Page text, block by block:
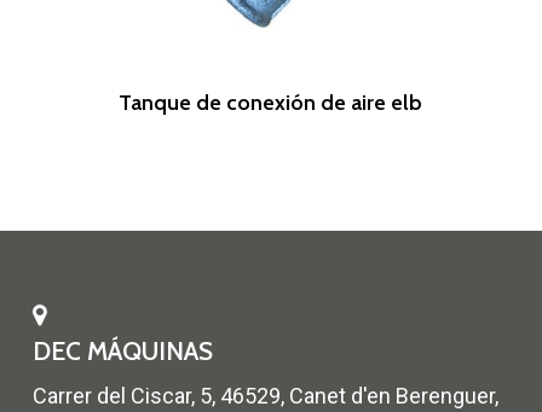
Leer Más
Tanque de conexión de aire elb
DEC MÁQUINAS
Carrer del Ciscar, 5, 46529, Canet d'en Berenguer,